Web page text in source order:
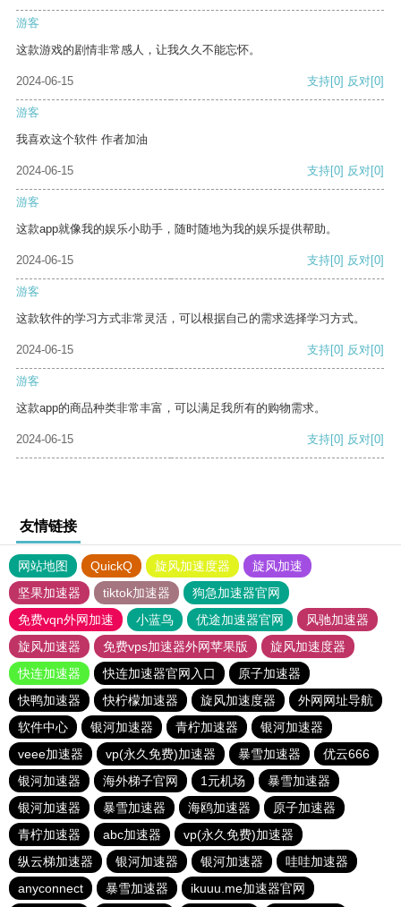
游客
这款游戏的剧情非常感人，让我久久不能忘怀。
2024-06-15 支持[0] 反对[0]
游客
我喜欢这个软件 作者加油
2024-06-15 支持[0] 反对[0]
游客
这款app就像我的娱乐小助手，随时随地为我的娱乐提供帮助。
2024-06-15 支持[0] 反对[0]
游客
这款软件的学习方式非常灵活，可以根据自己的需求选择学习方式。
2024-06-15 支持[0] 反对[0]
游客
这款app的商品种类非常丰富，可以满足我所有的购物需求。
2024-06-15 支持[0] 反对[0]
友情链接
网站地图 QuickQ 旋风加速度器
旋风加速
坚果加速器
tiktok加速器
狗急加速器官网
免费vqn外网加速
小蓝鸟 优途加速器官网
风驰加速器
旋风加速器
免费vps加速器外网苹果版
旋风加速度器
快连加速器
快连加速器官网入口
原子加速器
快鸭加速器
快柠檬加速器 旋风加速度器
外网网址导航
软件中心
银河加速器 青柠加速器
银河加速器
veee加速器
vp(永久免费)加速器 暴雪加速器
优云666
银河加速器
海外梯子官网 1元机场
暴雪加速器
银河加速器
暴雪加速器 海鸥加速器
原子加速器
青柠加速器
abc加速器
vp(永久免费)加速器
纵云梯加速器
银河加速器 银河加速器
哇哇加速器
anyconnect
暴雪加速器 ikuuu.me加速器官网